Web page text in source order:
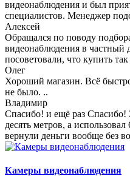
видеонаблюдения и был
специалистов. Менеджер
Алексей
Обращался по поводу
видеонаблюдения в
посоветовали, что купить
Олег
Хороший магазин. Всё
не было. ..
Владимир
Спасибо! и ещё раз Спасибо!
десять метров, а
вернули деньги вообще без
Камеры видеонаблюдения